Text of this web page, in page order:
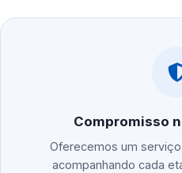
Compromisso
Oferecemos um
acompanhando cada